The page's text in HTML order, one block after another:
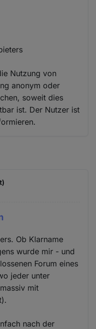
Nutzung von
anonym oder
soweit dies
ist. Der Nutzer ist
Ob Klarname
wurde mir - und
Forum eines
jeder unter
mit
nach der